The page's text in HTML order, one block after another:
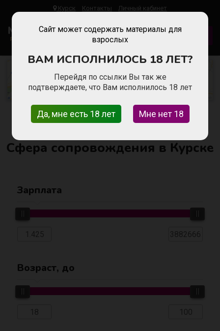
Курск Контакты Личный кабинет
MalinkaWork
Работа Для Девушек ДОБАВИТЬ ВАКАНСИЮ
Вакансии на карте
Главная
Работа для девушек в Курске
Сфера сопровождения
Сфера сопровождения в Курске
Зарплата
Возраст, до
Сайт может содержать материалы для
взрослых
ВАМ ИСПОЛНИЛОСЬ 18 ЛЕТ?
Перейдя по ссылки Вы так же
подтверждаете, что Вам исполнилось 18 лет
Да, мне есть 18 лет Мне нет 18